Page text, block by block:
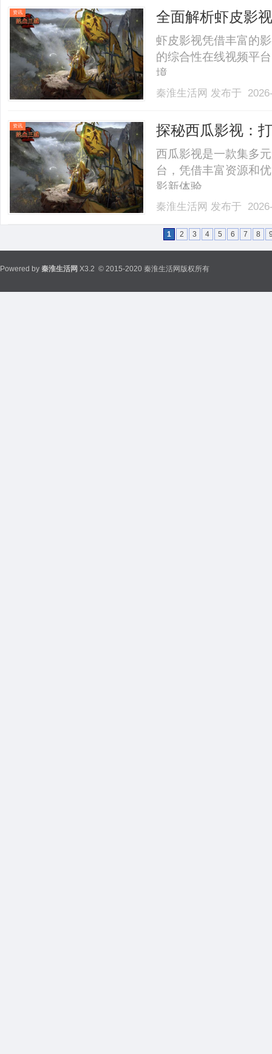
资讯 全面解析虾皮影
虾皮影视凭借丰富的
的综合性在线视频平
境。......
秦淮生活网 发布于
资讯 探秘西瓜影视：
西瓜影视是一款集多
台，凭借丰富资源和
影新体验。......
秦淮生活网 发布于
1 2 3 4 5 6 7 8
Powered by 秦淮生活网 X3.2 © 2015-2020 秦淮生活网版权所有